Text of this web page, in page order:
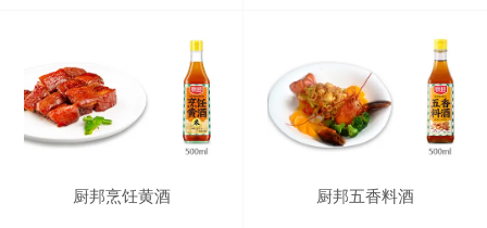
厨邦烹饪黄酒 厨邦五香料酒